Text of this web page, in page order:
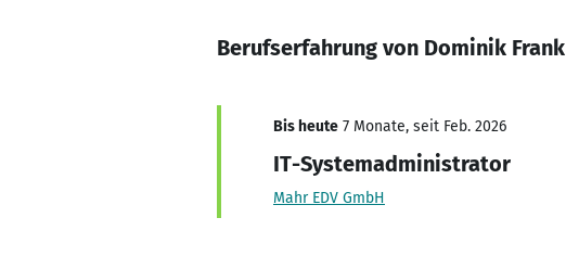
Berufserfahrung von Dominik Frank
Bis heute 7 Monate, seit Feb. 2026
IT-Systemadministrator
Mahr EDV GmbH